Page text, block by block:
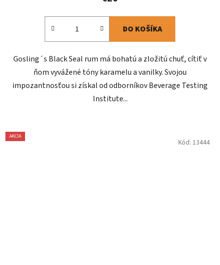
DO KOŠÍKA
Gosling´s Black Seal rum má bohatú a zložitú chuť, cítiť v
ňom vyvážené tóny karamelu a vanilky. Svojou
impozantnosťou si získal od odborníkov Beverage Testing
Institute...
AKCIA
Kód: 13444